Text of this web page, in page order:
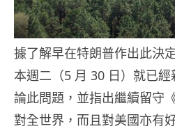
據了解早在特朗普作出此決
本週二（5 月 30 日）就已
論此問題，並指出繼續留守
對全世界，而且對美國亦有